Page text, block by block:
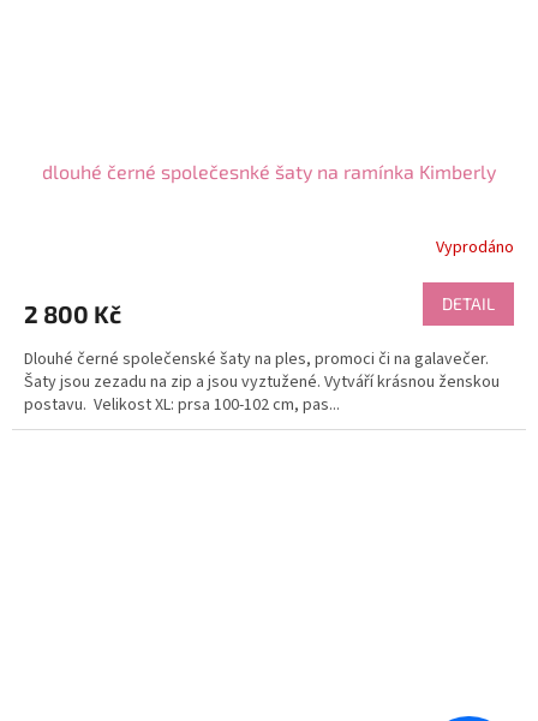
dlouhé černé společesnké šaty na ramínka Kimberly
Vyprodáno
2 800 Kč DETAIL
Dlouhé černé společenské šaty na ples, promoci či na galavečer.
Šaty jsou zezadu na zip a jsou vyztužené. Vytváří krásnou ženskou
postavu. Velikost XL: prsa 100-102 cm, pas...